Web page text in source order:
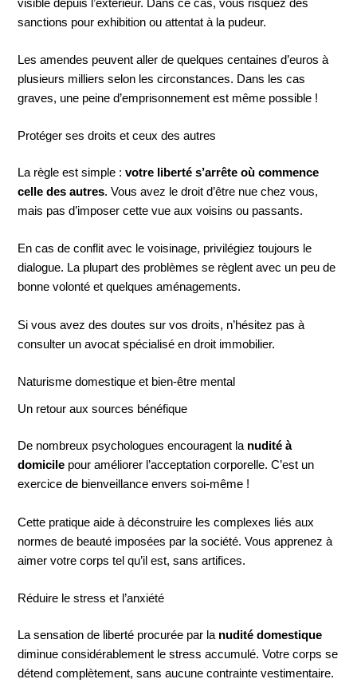
visible depuis l’extérieur. Dans ce cas, vous risquez des
sanctions pour exhibition ou attentat à la pudeur.
Les amendes peuvent aller de quelques centaines d’euros à
plusieurs milliers selon les circonstances. Dans les cas
graves, une peine d’emprisonnement est même possible !
Protéger ses droits et ceux des autres
La règle est simple :votre liberté s’arrête où commence
celle des autres. Vous avez le droit d’être nue chez vous,
mais pas d’imposer cette vue aux voisins ou passants.
En cas de conflit avec le voisinage, privilégiez toujours le
dialogue. La plupart des problèmes se règlent avec un peu de
bonne volonté et quelques aménagements.
Si vous avez des doutes sur vos droits, n’hésitez pas à
consulter un avocat spécialisé en droit immobilier.
Naturisme domestique et bien-être mental
Un retour aux sources bénéfique
De nombreux psychologues encouragent la nudité à
domicile pour améliorer l’acceptation corporelle. C’est un
exercice de bienveillance envers soi-même !
Cette pratique aide à déconstruire les complexes liés aux
normes de beauté imposées par la société. Vous apprenez à
aimer votre corps tel qu’il est, sans artifices.
Réduire le stress et l’anxiété
La sensation de liberté procurée par la nudité domestique
diminue considérablement le stress accumulé. Votre corps se
détend complètement, sans aucune contrainte vestimentaire.